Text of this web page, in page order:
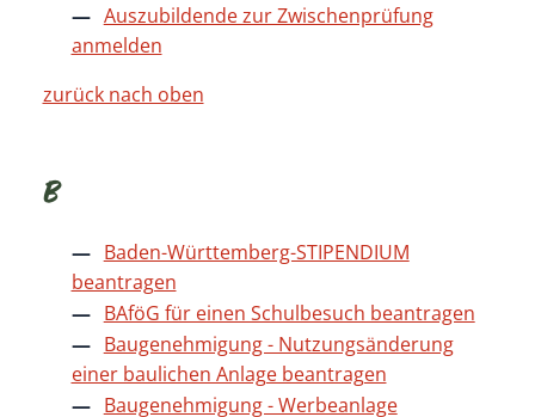
Auszubildende zur Zwischenprüfung
anmelden
zurück nach oben
B
Baden-Württemberg-STIPENDIUM
beantragen
BAföG für einen Schulbesuch beantragen
Baugenehmigung - Nutzungsänderung
einer baulichen Anlage beantragen
Baugenehmigung - Werbeanlage